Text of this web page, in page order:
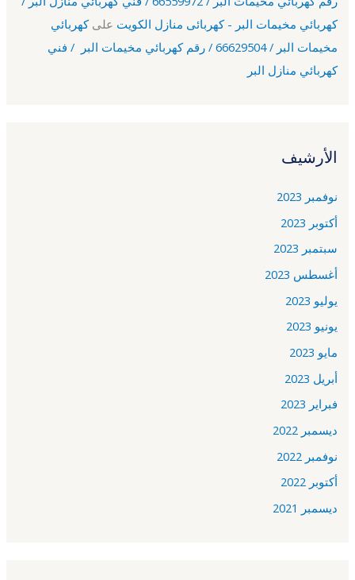
كهربائي مخيمات البر - كهربائى منازل الكويت علىكهربائي
مخيمات البر / 66629504 / رقم كهربائي مخيمات البر / فني
كهربائي منازل البر
الأرشيف
نوفمبر 2023
أكتوبر 2023
سبتمبر 2023
أغسطس 2023
يوليو 2023
يونيو 2023
مايو 2023
أبريل 2023
فبراير 2023
ديسمبر 2022
نوفمبر 2022
أكتوبر 2022
ديسمبر 2021